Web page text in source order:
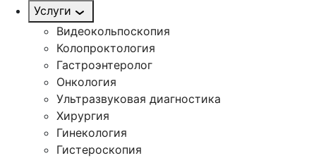
Услуги
Видеокольпоскопия
Колопроктология
Гастроэнтеролог
Онкология
Ультразвуковая диагностика
Хирургия
Гинекология
Гистероскопия